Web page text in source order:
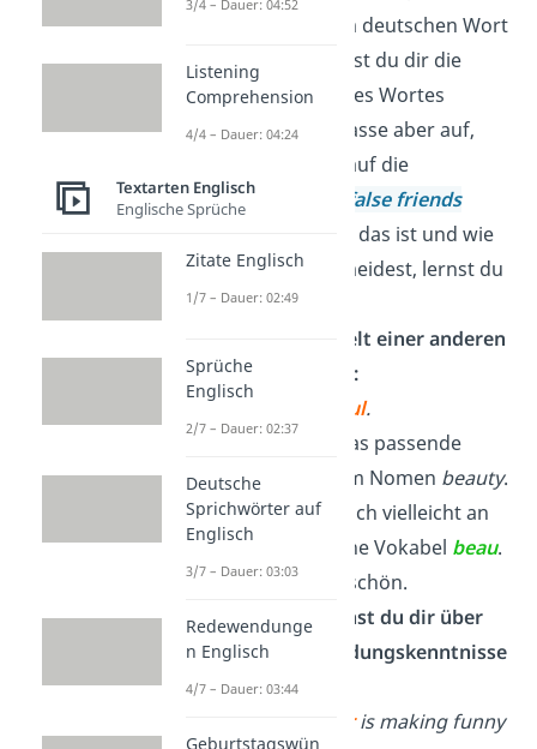
aber auch dem deutschen Wort
fragil
. So kannst du dir die
Bedeutung eines Wortes
erschließen. Passe aber auf,
dass du nicht auf die
sogenannten
false friends
reinfällst. Was das ist und wie
du Fehler vermeidest, lernst du
hier.
Das Wort ähnelt einer anderen
Fremdsprache:
beautiful.
ist das passende
Adjektiv zu dem Nomen beauty.
Das erinnert dich vielleicht an
die französische Vokabel beau.
Das bedeutet schön.
Das Wort kannst du dir über
deine Wortbildungskenntnisse
erschließen:
puppeteer is making funny
3/4 – Dauer: 04:52
Listening
Comprehension
4/4 – Dauer: 04:24
Textarten Englisch
Englische Sprüche
Zitate Englisch
1/7 – Dauer: 02:49
Sprüche
Englisch
2/7 – Dauer: 02:37
Deutsche
Sprichwörter auf
Englisch
3/7 – Dauer: 03:03
Redewendunge
n Englisch
4/7 – Dauer: 03:44
Geburtstagswün